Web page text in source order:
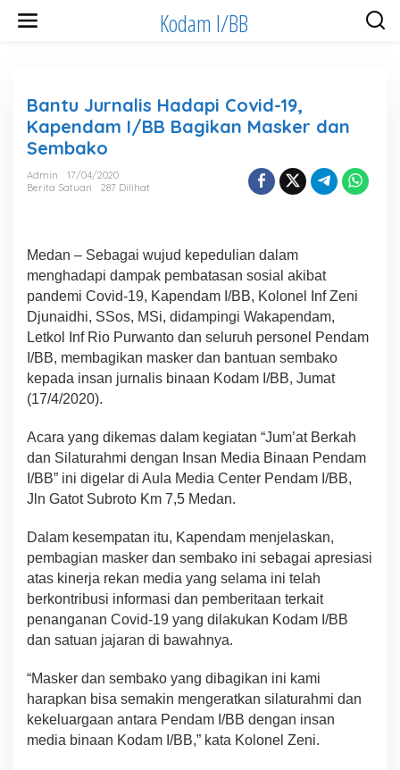
Kodam I/BB
Bantu Jurnalis Hadapi Covid-19,
Kapendam I/BB Bagikan Masker dan
Sembako
Admin
17/04/2020
Berita Satuan
287 Dilihat
Medan – Sebagai wujud kepedulian dalam
menghadapi dampak pembatasan sosial akibat
pandemi Covid-19, Kapendam I/BB, Kolonel Inf Zeni
Djunaidhi, SSos, MSi, didampingi Wakapendam,
Letkol Inf Rio Purwanto dan seluruh personel Pendam
I/BB, membagikan masker dan bantuan sembako
kepada insan jurnalis binaan Kodam I/BB, Jumat
(17/4/2020).
Acara yang dikemas dalam kegiatan “Jum’at Berkah
dan Silaturahmi dengan Insan Media Binaan Pendam
I/BB” ini digelar di Aula Media Center Pendam I/BB,
Jln Gatot Subroto Km 7,5 Medan.
Dalam kesempatan itu, Kapendam menjelaskan,
pembagian masker dan sembako ini sebagai apresiasi
atas kinerja rekan media yang selama ini telah
berkontribusi informasi dan pemberitaan terkait
penanganan Covid-19 yang dilakukan Kodam I/BB
dan satuan jajaran di bawahnya.
“Masker dan sembako yang dibagikan ini kami
harapkan bisa semakin mengeratkan silaturahmi dan
kekeluargaan antara Pendam I/BB dengan insan
media binaan Kodam I/BB,” kata Kolonel Zeni.